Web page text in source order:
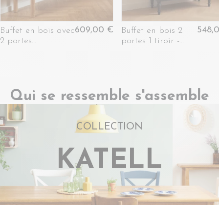
Buffet en bois avec
2 portes
609,00 €
Buffet en bois 2
portes 1 tiroir -
Qui se ressemble s'assemble
COLLECTION
KATELL